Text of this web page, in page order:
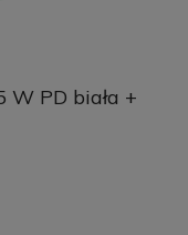
PD biała +